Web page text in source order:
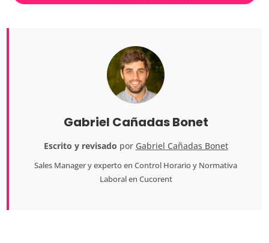
Gabriel Cañadas Bonet
Escrito y revisado por Gabriel Cañadas Bonet
Sales Managery experto en Control Horario y Normativa
Laboral en Cucorent